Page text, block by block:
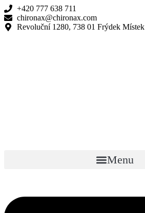
Přejít
k
obsahu
+420 777 638 711
chironax@chironax.com
Revoluční 1280, 738 01 Frýdek Místek
Menu